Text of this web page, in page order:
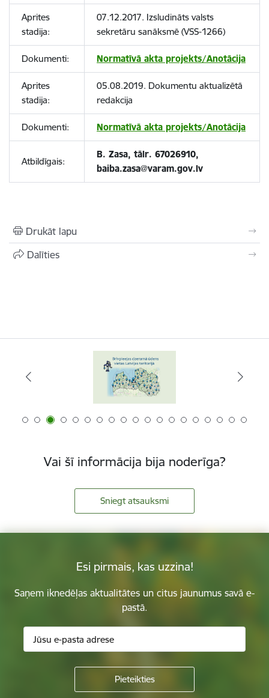
Aprites
stadija:
07.12.2017. Izsludināts valsts
sekretāru sanāksmē (VSS-1266)
Dokumenti: Normatīvā akta projekts/Anotācija
Aprites
stadija:
05.08.2019. Dokumentu aktualizētā
redakcija
Dokumenti: Normatīvā akta projekts/Anotācija
Atbildīgais:
B. Zasa, tālr. 67026910,
baiba.zasa@varam.gov.lv
Drukāt lapu
Dalīties
Vai šī informācija bija noderīga?
Sniegt atsauksmi
Esi pirmais, kas uzzina!
Saņem iknedēļas aktualitātes un citus jaunumus savā e-
pastā.